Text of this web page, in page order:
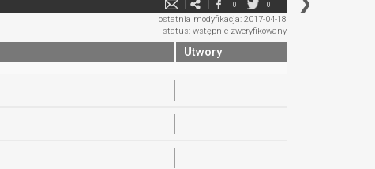
0 0
ostatnia modyfikacja: 2017-04-18
status: wstępnie zweryfikowany
Utwory